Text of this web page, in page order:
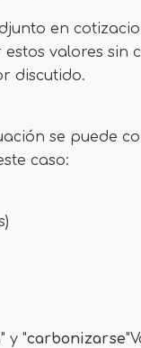
en
valores sin
discutido.
se puede
caso:
" y "carbonizarse